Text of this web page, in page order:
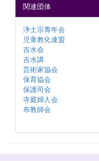
関連団体
浄土宗青年会
児童教化連盟
吉水会
吉水講
芸術家協会
保育協会
保護司会
寺庭婦人会
布教師会